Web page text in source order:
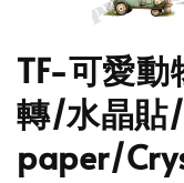
TF-可愛
轉/水晶貼
paper/